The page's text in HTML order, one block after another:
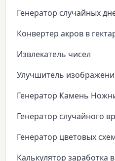
Генератор случайных
Конвертер акров в
Извлекатель чисел
Улучшитель
Генератор Камень
Генератор случайного
Генератор цветовых
Калькулятор заработка